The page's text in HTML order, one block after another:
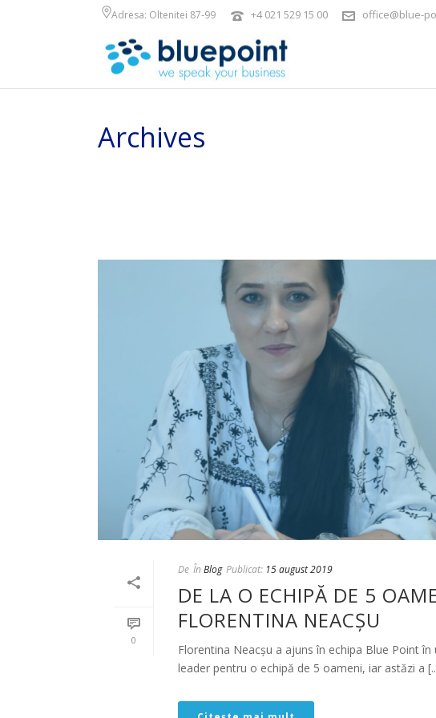
Adresa: Oltenitei 87-99 +4 021 529 15 00 office@blue-
Archives
0
De În Blog Publicat: 15 august 2019
DE LA O ECHIPĂ DE 5
FLORENTINA NEACȘU
Florentina Neacșu a ajuns în echipa Blue Point
leader pentru o echipă de 5 oameni, iar astăzi a